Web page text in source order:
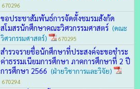
670296
ขอประชาสัมพันธ์การจัดตั้งชมรมสังกัด
สโมสรนักศึกษาคณะวิศวกรรมศาสตร์ (คณะ
วิศวกรรมศาสตร์)
670295
สำรวจรายชื่อนักศึกษาที่ประสงค์จะขอชำระ
ค่าธรรมเนียมการศึกษา ภาคการศึกษาที่ 2 ปี
การศึกษา 2566 (ฝ่ายวิชาการและวิจัย)
670294